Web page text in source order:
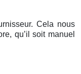
Cela nous
qu’il soit manuel